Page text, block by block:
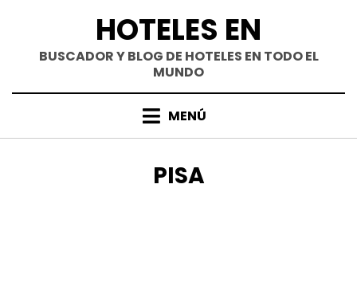
contenido
HOTELES EN
BUSCADOR Y BLOG DE HOTELES EN TODO EL
MUNDO
MENÚ
ETIQUETA
:
PISA